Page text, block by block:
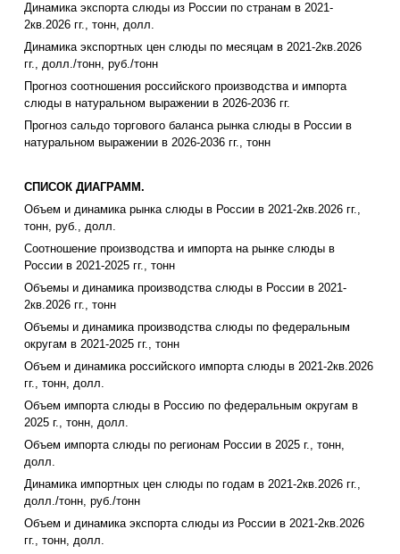
Динамика экспорта слюды из России по странам в 2021-
2кв.2026 гг., тонн, долл.
Динамика экспортных цен слюды по месяцам в 2021-2кв.2026
гг., долл./тонн, руб./тонн
Прогноз соотношения российского производства и импорта
слюды в натуральном выражении в 2026-2036 гг.
Прогноз сальдо торгового баланса рынка слюды в России в
натуральном выражении в 2026-2036 гг., тонн
СПИСОК ДИАГРАММ.
Объем и динамика рынка слюды в России в 2021-2кв.2026 гг.,
тонн, руб., долл.
Соотношение производства и импорта на рынке слюды в
России в 2021-2025 гг., тонн
Объемы и динамика производства слюды в России в 2021-
2кв.2026 гг., тонн
Объемы и динамика производства слюды по федеральным
округам в 2021-2025 гг., тонн
Объем и динамика российского импорта слюды в 2021-2кв.2026
гг., тонн, долл.
Объем импорта слюды в Россию по федеральным округам в
2025 г., тонн, долл.
Объем импорта слюды по регионам России в 2025 г., тонн,
долл.
Динамика импортных цен слюды по годам в 2021-2кв.2026 гг.,
долл./тонн, руб./тонн
Объем и динамика экспорта слюды из России в 2021-2кв.2026
гг., тонн, долл.